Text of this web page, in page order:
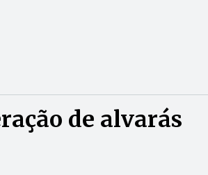
de alvarás